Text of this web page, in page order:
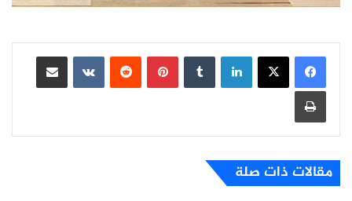
لينكدإن بينتيريست
مشاركة عبر البريد
طباعة
مقالات ذات صلة